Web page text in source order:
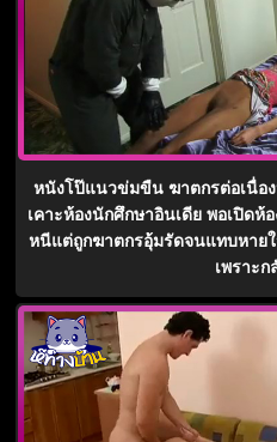
หนังโป๊แนวข่มขืน ฆาตกรต่อเนื่อ
เคาะห้องนักศึกษาอินเดีย พอเปิดห้
หนีแต่ถูกฆาตกรอุ้มรัดจนแทบหาย
เพราะก